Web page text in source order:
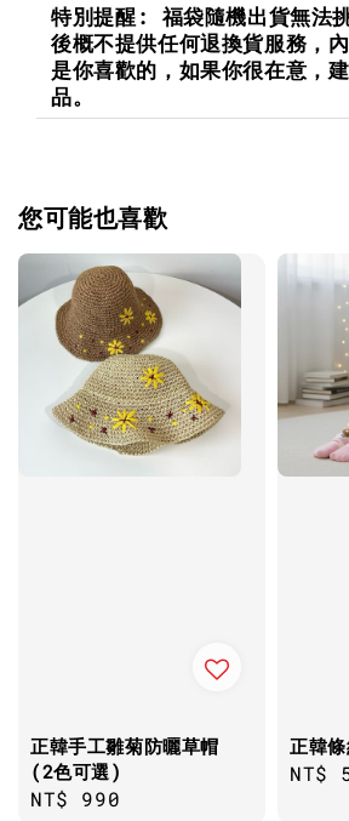
特別提醒: 福袋隨機出貨無法
後概不提供任何退換貨服務，
是你喜歡的，如果你很在意，
品。
您可能也喜歡
正韓手工雛菊防曬草帽
(2色可選)
Regular
NT$ 990
正韓
NT$